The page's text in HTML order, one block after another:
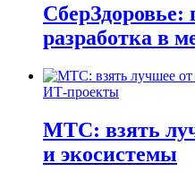
СберЗдоровье:
разработка в
ИТ-проекты
МТС: взять
и экосистемы